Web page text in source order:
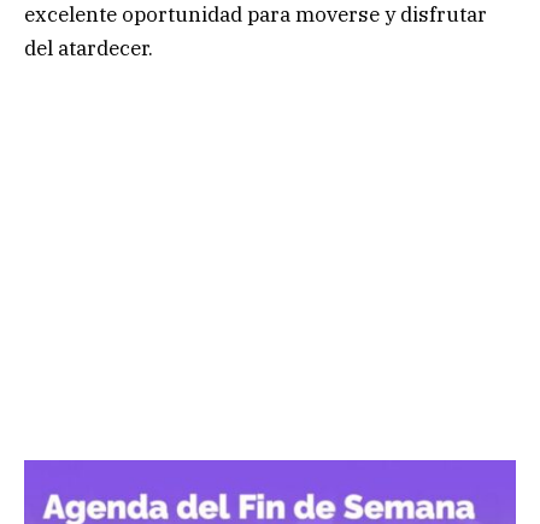
excelente oportunidad para moverse y disfrutar
del atardecer.